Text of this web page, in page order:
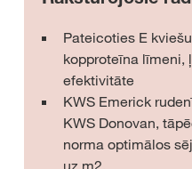
Pateicoties E
kopproteīna līmeni,
efektivitāte
KWS Emerick
KWS Donovan,
norma optimālos
uz m2.